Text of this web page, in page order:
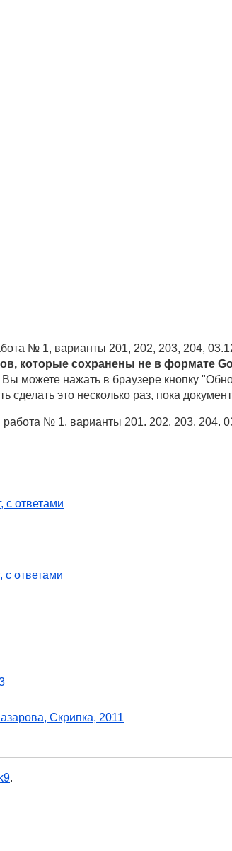
№ 1, варианты 201, 202, 203, 204,
которые сохранены не в формате
Вы можете нажать в браузере кнопку
сделать это несколько раз, пока
№ 1. варианты 201. 202. 203. 204.
с ответами
ответами
Скрипка, 2011
.